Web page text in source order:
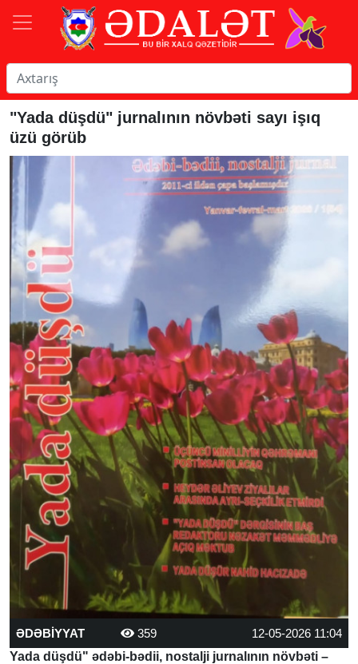
"Yada düşdü" jurnalının növbəti sayı işıq
üzü görüb
ƏDƏBİYYAT 359
12-05-2026 11:04
Yada düşdü" ədəbi-bədii, nostalji jurnalının növbəti –